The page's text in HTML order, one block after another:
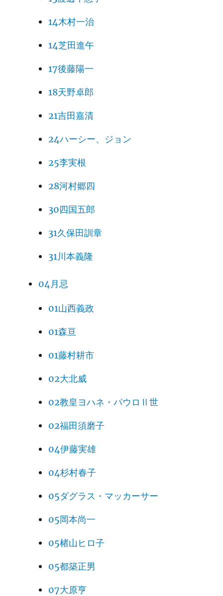
14木村一治
14芝田進午
17後藤陽一
18天野卓郎
21吉田嘉清
24ハーシー、ジョン
25李実根
28河村郷四
30四国五郎
31久保田訓章
31川本義隆
04月忌
01山西義政
01森亘
01藤村耕市
02大北威
02教皇ヨハネ・パウロⅡ世
02福田須磨子
04伊藤実雄
04杉村春子
05ダグラス・マッカーサー
05岡本尚一
05楮山ヒロ子
05都築正男
07大原亨